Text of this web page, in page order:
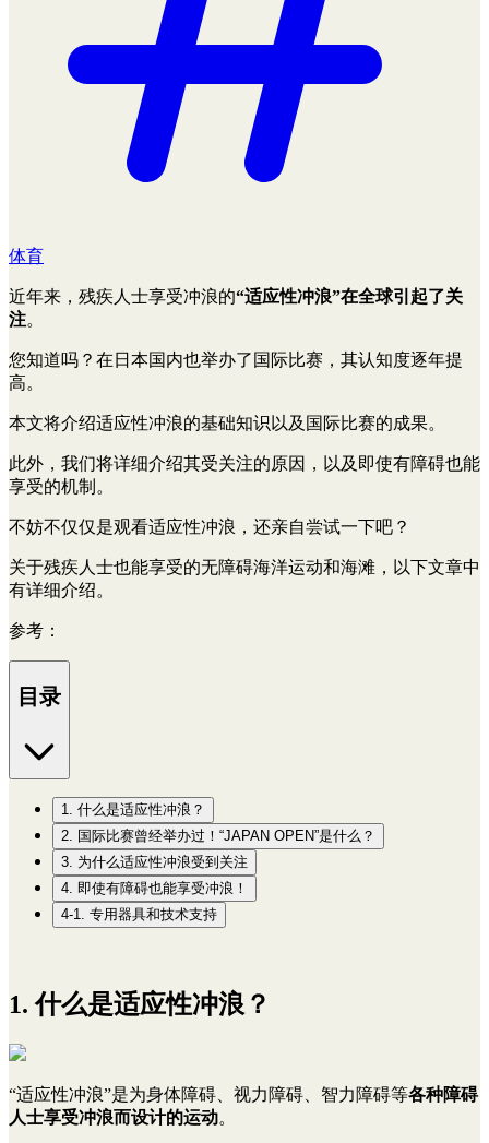
体育
近年来，残疾人士享受冲浪的“适应性冲浪”在全球引起了关
注。
您知道吗？在日本国内也举办了国际比赛，其认知度逐年提
高。
本文将介绍适应性冲浪的基础知识以及国际比赛的成果。
此外，我们将详细介绍其受关注的原因，以及即使有障碍也能
享受的机制。
不妨不仅仅是观看适应性冲浪，还亲自尝试一下吧？
关于残疾人士也能享受的无障碍海洋运动和海滩，以下文章中
有详细介绍。
参考：
目录
1. 什么是适应性冲浪？
2. 国际比赛曾经举办过！“JAPAN OPEN”是什么？
3. 为什么适应性冲浪受到关注
4. 即使有障碍也能享受冲浪！
4-1. 专用器具和技术支持
1. 什么是适应性冲浪？
“适应性冲浪”是为身体障碍、视力障碍、智力障碍等各种障碍
人士享受冲浪而设计的运动。